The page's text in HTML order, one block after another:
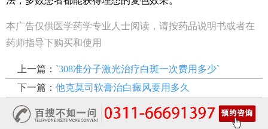
本广告仅供医学药学专业人士阅读，请按药品说明书或者在
药师指导下购买和使用
上一篇： `308准分子激光治疗白斑一次费用多少`
下一篇： 他克莫司软膏治白癜风要用多久